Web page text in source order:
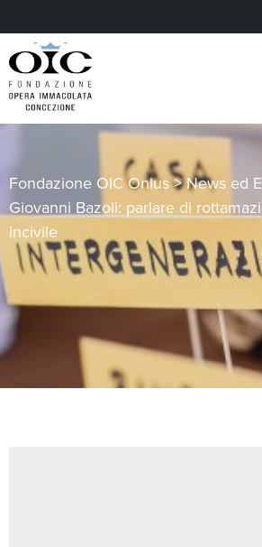
Fondazione OIC Onlus>News ed
Giovanni Bazoli: parlare di
incivile